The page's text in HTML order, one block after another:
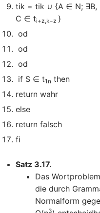
tik = tik ∪ {A ∈ N;
C ∈ ti+z,k−z }
od
od
od
if S ∈ t1n then
return wahr
else
return falsch
fi
Satz 3.17.
Das
die durch
Normalform
3